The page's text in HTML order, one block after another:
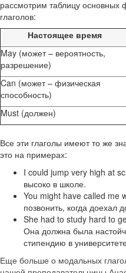
рассмотрим таблицу
глаголов:
Настоящее время
May (может – вероятность,
разрешение)
Can (может – физическая
способность)
Must (должен)
Все эти глаголы имеют то же
это на примерах:
I could jump very high at
высоко в школе.
You might have called me
позвонить, когда доехал
She had to study hard to
Она должна была
стипендию в
Еще больше о модальных